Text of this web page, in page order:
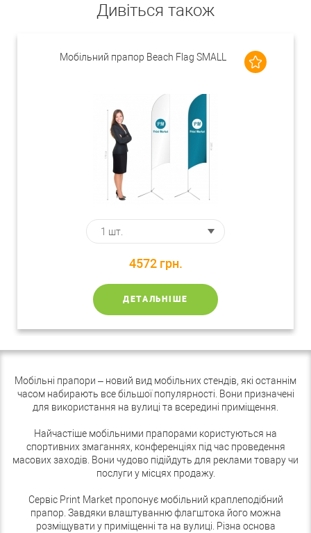
Дивіться також
Мобільний прапор Beach Flag SMALL
4572 грн.
ДЕТАЛЬНІШЕ
Мобільні прапори – новий вид мобільних стендів, які останнім
часом набирають все більшої популярності. Вони призначені
для використання на вулиці та всередині приміщення.
Найчастіше мобільними прапорами користуються на
спортивних змаганнях, конференціях під час проведення
масових заходів. Вони чудово підійдуть для реклами товару чи
послуги у місцях продажу.
Сервіс Print Market пропонує мобільний краплеподібний
прапор. Завдяки влаштуванню флагштока його можна
розміщувати у приміщенні та на вулиці. Різна основа